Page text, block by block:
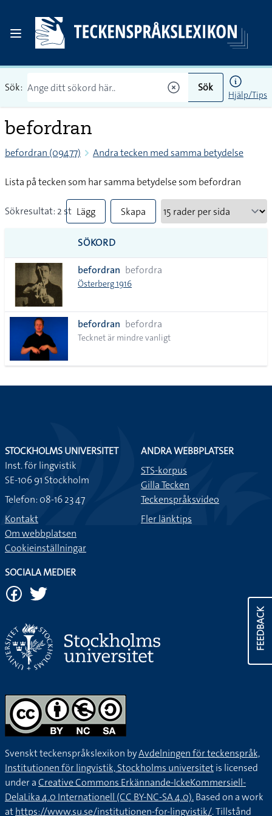
Sök: Sök
Hjälp/Tips
befordran
befordran (09477) Andra tecken med samma betydelse
Lista på tecken som har samma betydelse som befordran
Sökresultat: 2 st Lägg
till
alla i
lista
Skapa
SÖKORD
befordran befordra
Österberg 1916
befordran befordra
Tecknet är mindre vanligt
FEEDBACK
STOCKHOLMS UNIVERSITET
Inst. för lingvistik
SE-106 91 Stockholm
Telefon: 08-16 23 47
Kontakt
Om webbplatsen
Cookieinställningar
ANDRA WEBBPLATSER
STS-korpus
Gilla Tecken
Teckenspråksvideo
Fler länktips
SOCIALA MEDIER
Svenskt teckenspråkslexikon byAvdelningen för teckenspråk,
Institutionen för lingvistik, Stockholms universitetis licensed
under aCreative Commons Erkännande-IckeKommersiell-
DelaLika 4.0 Internationell (CC BY-NC-SA 4.0).Based on a work
athttps://www.su.se/institutionen-for-lingvistik/. Tillstånd